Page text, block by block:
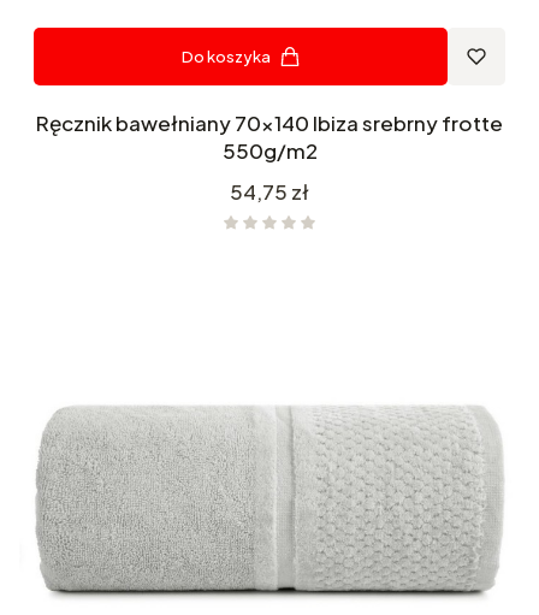
Do koszyka
Ręcznik bawełniany 70x140 Ibiza srebrny frotte
550g/m2
Cena
54,75 zł